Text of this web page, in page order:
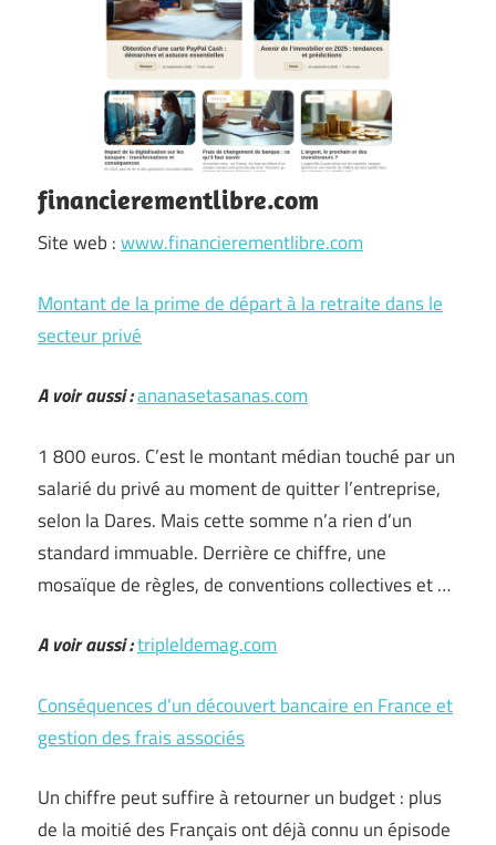
financierementlibre.com
Site web :www.financierementlibre.com
Montant de la prime de départ à la retraite dans le
secteur privé
A voir aussi :ananasetasanas.com
1 800 euros. C’est le montant médian touché par un
salarié du privé au moment de quitter l’entreprise,
selon la Dares. Mais cette somme n’a rien d’un
standard immuable. Derrière ce chiffre, une
mosaïque de règles, de conventions collectives et …
A voir aussi :tripleldemag.com
Conséquences d’un découvert bancaire en France et
gestion des frais associés
Un chiffre peut suffire à retourner un budget : plus
de la moitié des Français ont déjà connu un épisode